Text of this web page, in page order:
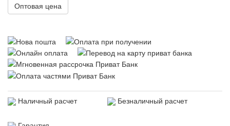
Оптовая цена
Наличный расчет Безналичный расчет